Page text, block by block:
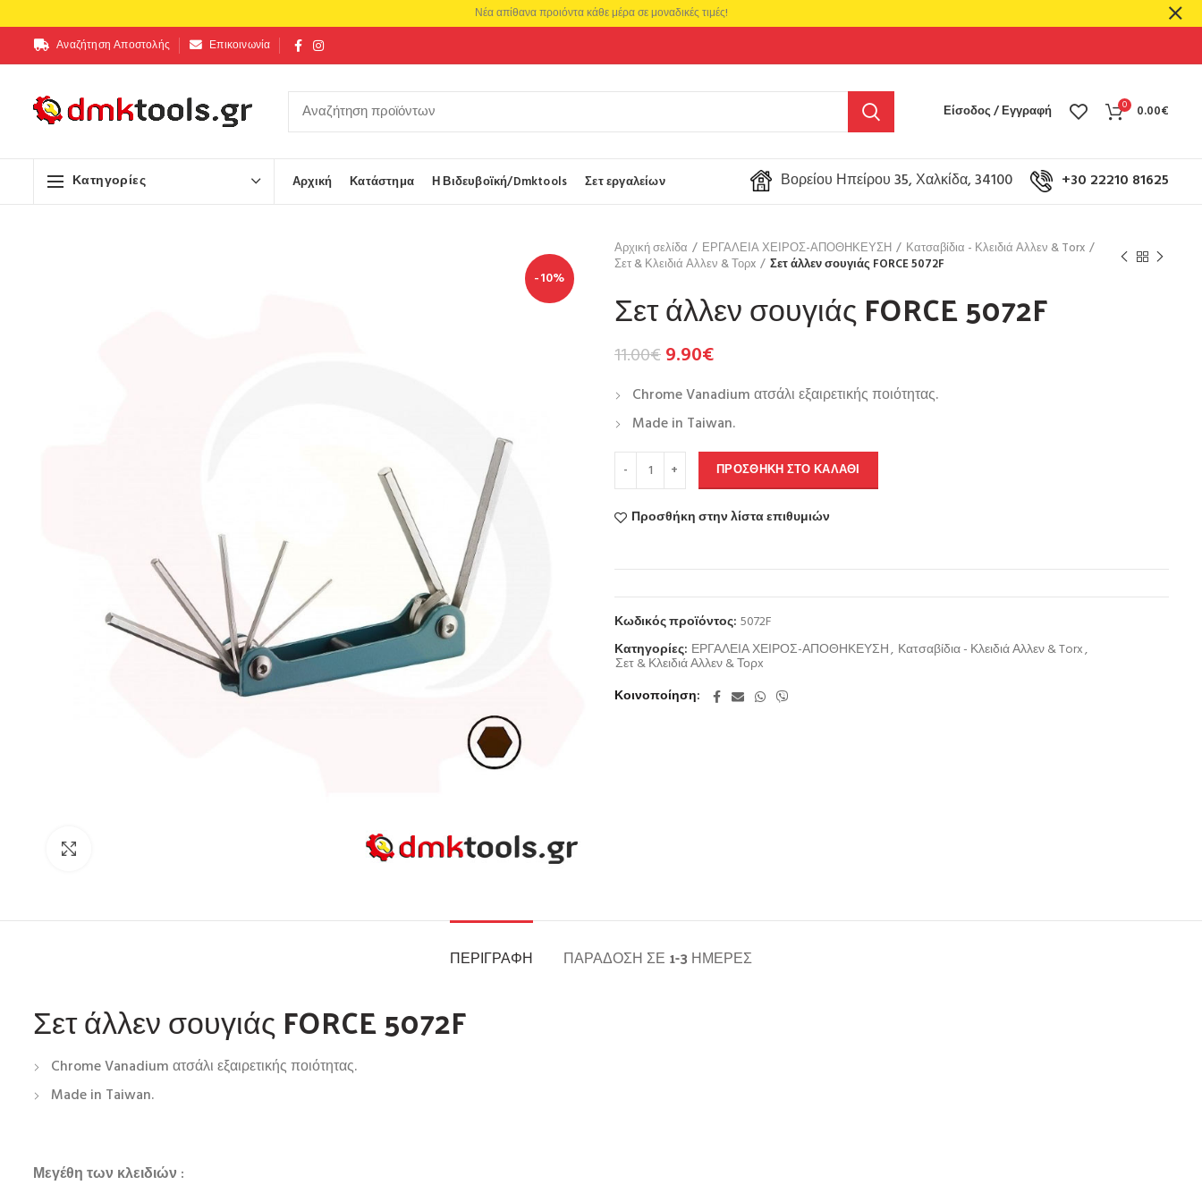
Αναζήτηση Αποστολής Επικοινωνία
Είσοδος / Εγγραφή 0 0.00€
Κατηγορίες Αρχική Κατάστημα Η Βιδευβοϊκή/Dmktools Σετ εργαλείων Βορείου Ηπείρου 35, Χαλκίδα, 34100 +30 22210 81625
-10%
Αρχική σελίδα ΕΡΓΑΛΕΙΑ ΧΕΙΡΟΣ-ΑΠΟΘΗΚΕΥΣΗ
Κατσαβίδια - Κλειδιά Αλλεν & Torx
Σετ & Κλειδιά Αλλεν & Τορx
Σετ άλλεν σουγιάς FORCE 5072F
Σετ άλλεν σουγιάς FORCE 5072F
11.00€9.90€
Chrome Vanadium ατσάλι εξαιρετικής ποιότητας.
Made in Taiwan.
ΠΡΟΣΘΉΚΗ ΣΤΟ ΚΑΛΆΘΙ
Προσθήκη στην λίστα επιθυμιών
Κωδικός προϊόντος: 5072F
Κατηγορίες: ΕΡΓΑΛΕΙΑ ΧΕΙΡΟΣ-ΑΠΟΘΗΚΕΥΣΗ, Κατσαβίδια - Κλειδιά Αλλεν & Torx,
Σετ & Κλειδιά Αλλεν & Τορx
Κοινοποίηση
ΠΕΡΙΓΡΑΦΉ ΠΑΡΆΔΟΣΗ ΣΕ 1-3 ΗΜΈΡΕΣ
Σετ άλλεν σουγιάς FORCE 5072F
Chrome Vanadium ατσάλι εξαιρετικής ποιότητας.
Made in Taiwan.
Μεγέθη των κλειδιών :
Νέα απίθανα προιόντα κάθε μέρα σε μοναδικές τιμές!